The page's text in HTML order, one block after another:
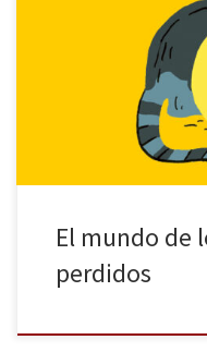
cada uno tiene su
temerosos e incluso
dan los animales supera
que conlleva su cuidado.
El mundo de
perdidos